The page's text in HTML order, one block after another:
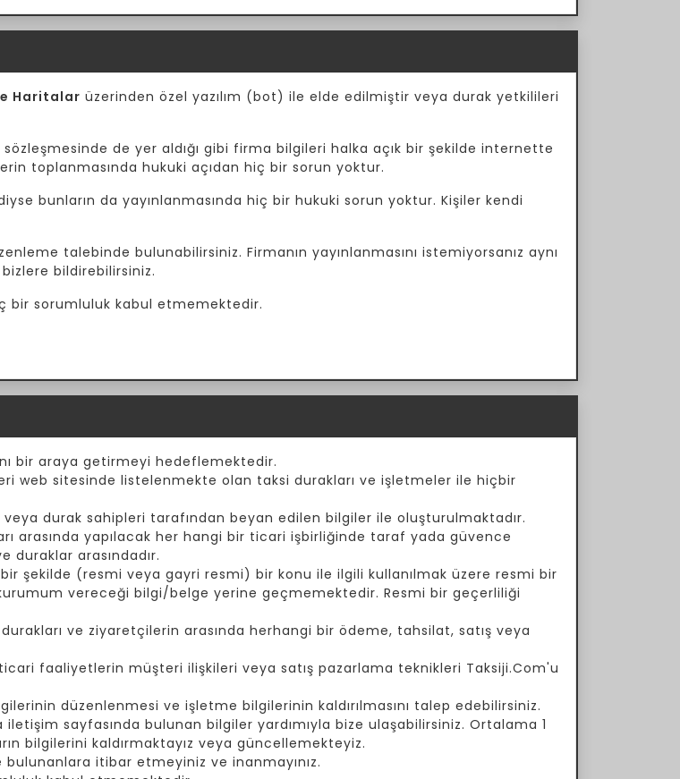
Haritalar üzerinden özel yazılım (bot) ile elde edilmiştir veya durak yetkilileri
de yer aldığı gibi firma bilgileri halka açık bir şekilde internette
toplanmasında hukuki açıdan hiç bir sorun yoktur.
bunların da yayınlanmasında hiç bir hukuki sorun yoktur. Kişiler kendi
talebinde bulunabilirsiniz. Firmanın yayınlanmasını istemiyorsanız aynı
bildirebilirsiniz.
bir sorumluluk kabul etmemektedir.
bir araya getirmeyi hedeflemektedir.
web sitesinde listelenmekte olan taksi durakları ve işletmeler ile hiçbir
veya durak sahipleri tarafından beyan edilen bilgiler ile oluşturulmaktadır.
arasında yapılacak her hangi bir ticari işbirliğinde taraf yada güvence
arasındadır.
şekilde (resmi veya gayri resmi) bir konu ile ilgili kullanılmak üzere resmi bir
vereceği bilgi/belge yerine geçmemektedir. Resmi bir geçerliliği
ve ziyaretçilerin arasında herhangi bir ödeme, tahsilat, satış veya
faaliyetlerin müşteri ilişkileri veya satış pazarlama teknikleri Taksiji.Com'u
düzenlenmesi ve işletme bilgilerinin kaldırılmasını talep edebilirsiniz.
sayfasında bulunan bilgiler yardımıyla bize ulaşabilirsiniz. Ortalama 1
bilgilerini kaldırmaktayız veya güncellemekteyiz.
itibar etmeyiniz ve inanmayınız.